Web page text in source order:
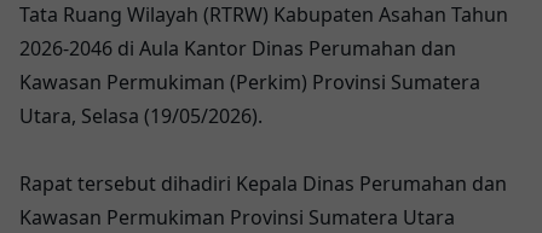
Tata Ruang Wilayah (RTRW) Kabupaten Asahan Tahun
2026-2046 di Aula Kantor Dinas Perumahan dan
Kawasan Permukiman (Perkim) Provinsi Sumatera
Utara, Selasa (19/05/2026).
Rapat tersebut dihadiri Kepala Dinas Perumahan dan
Kawasan Permukiman Provinsi Sumatera Utara